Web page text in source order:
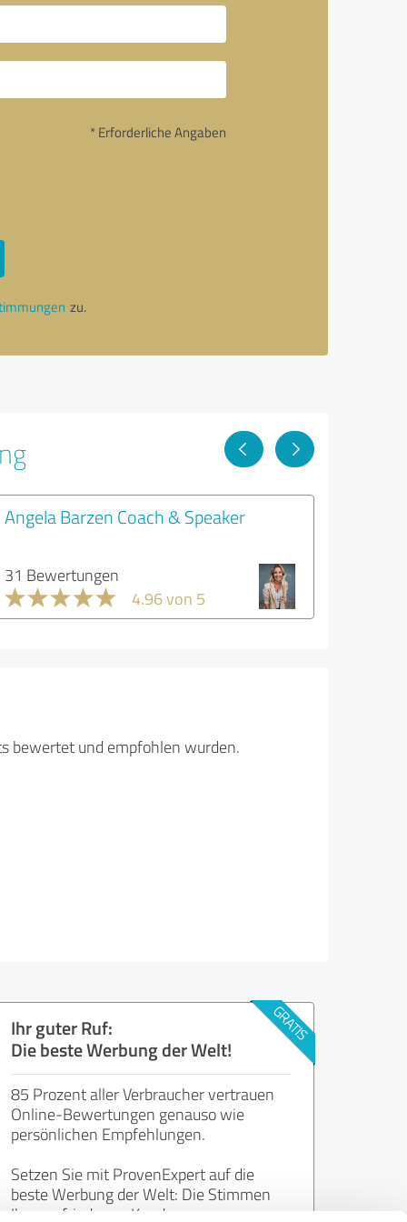
* Erforderliche Angaben
zu.
Angela Barzen Coach & Speaker
31 Bewertungen
4.96 von 5
bewertet und empfohlen wurden.
Ihr guter Ruf:
Die beste Werbung der Welt!
85 Prozent aller Verbraucher vertrauen
Online-Bewertungen genauso wie
persönlichen Empfehlungen.
Setzen Sie mit ProvenExpert auf die
beste Werbung der Welt: Die Stimmen
Ihrer zufriedenen Kunden.